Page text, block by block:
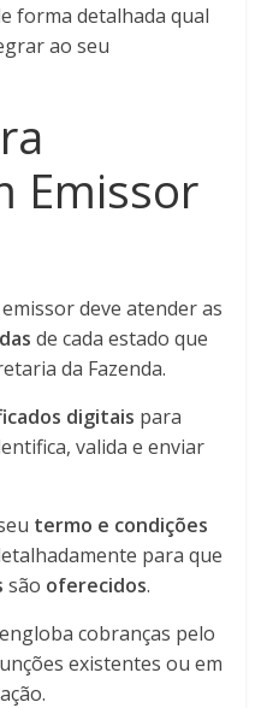
forma detalhada qual
ao seu
Emissor
deve atender as
de cada estado que
da Fazenda.
digitais para
valida e enviar
termo e condições
para que
são oferecidos.
cobranças pelo
existentes ou em